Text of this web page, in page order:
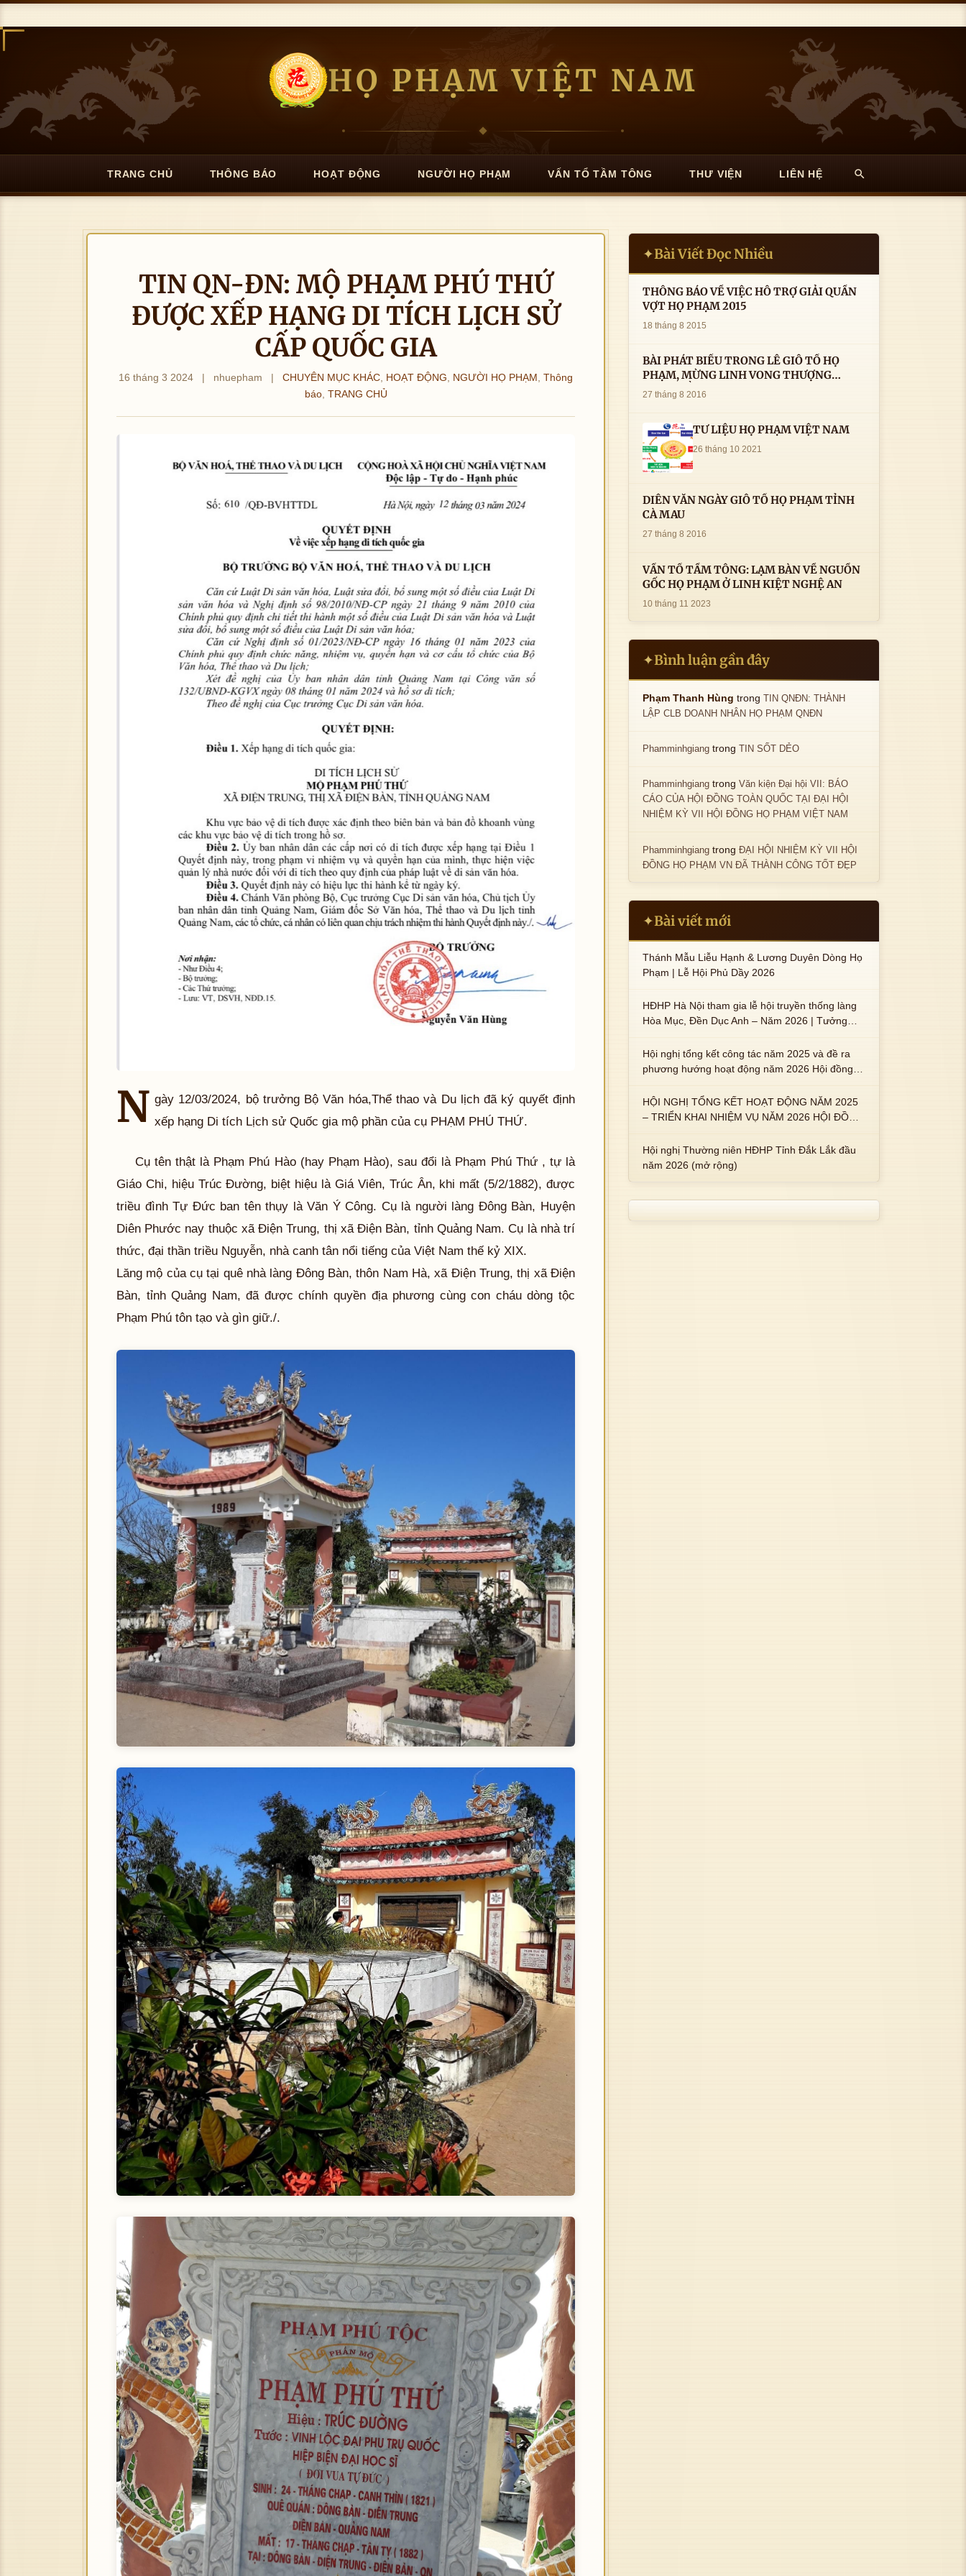
HỌ PHẠM VIỆT NAM
TRANG CHỦ THÔNG BÁO HOẠT ĐỘNG NGƯỜI HỌ PHẠM VẤN TỔ TẦM TÔNG THƯ VIỆN LIÊN HỆ
TIN QN-ĐN: MỘ PHẠM PHÚ THỨ
ĐƯỢC XẾP HẠNG DI TÍCH LỊCH SỬ
CẤP QUỐC GIA
16 tháng 3 2024 | nhuepham | CHUYÊN MỤC KHÁC HOẠT ĐỘNG NGƯỜI HỌ PHẠM Thông
báo, TRANG CHỦ
N gày 12/03/2024, bộ trưởng Bộ Văn hóa,Thể thao và Du lịch đã ký quyết định
xếp hạng Di tích Lịch sử Quốc gia mộ phần của cụ PHẠM PHÚ THỨ.
Cụ tên thật là Phạm Phú Hào (hay Phạm Hào), sau đổi là Phạm Phú Thứ , tự là
Giáo Chi, hiệu Trúc Đường, biệt hiệu là Giá Viên, Trúc Ân, khi mất (5/2/1882), được
triều đình Tự Đức ban tên thụy là Văn Ý Công. Cụ là người làng Đông Bàn, Huyện
Diên Phước nay thuộc xã Điện Trung, thị xã Điện Bàn, tỉnh Quảng Nam. Cụ là nhà trí
thức, đại thần triều Nguyễn, nhà canh tân nổi tiếng của Việt Nam thế kỷ XIX.
Lăng mộ của cụ tại quê nhà làng Đông Bàn, thôn Nam Hà, xã Điện Trung, thị xã Điện
Bàn, tỉnh Quảng Nam, đã được chính quyền địa phương cùng con cháu dòng tộc
Phạm Phú tôn tạo và gìn giữ./.
✦Bài Viết Đọc Nhiều
THÔNG BÁO VỀ VIỆC HỖ TRỢ GIẢI QUẦN
VỢT HỌ PHẠM 2015
18 tháng 8 2015
BÀI PHÁT BIỂU TRONG LÊ GIỖ TỔ HỌ
PHẠM, MỪNG LINH VONG THƯỢNG
THỦY TỔ HỌ PHẠM AN VỊ TAI CÀ MAU- (
27 tháng 8 2016
TƯ LIỆU HỌ PHẠM VIỆT NAM
26 tháng 10 2021
DIỄN VĂN NGÀY GIỖ TỔ HỌ PHẠM TỈNH
CÀ MAU
27 tháng 8 2016
VẤN TỔ TẦM TÔNG: LẠM BÀN VỀ NGUỒN
GỐC HỌ PHẠM Ở LINH KIỆT NGHỆ AN
10 tháng 11 2023
✦Bình luận gần đây
Phạm Thanh Hùng trongTIN QNĐN: THÀNH
LẬP CLB DOANH NHÂN HỌ PHẠM QNĐN
Phamminhgiang trongTIN SỐT DẺO
Phamminhgiang trongVăn kiện Đại hội VII: BÁO
CÁO CỦA HỘI ĐỒNG TOÀN QUỐC TẠI ĐẠI HỘI
NHIỆM KỲ VII HỘI ĐỒNG HỌ PHẠM VIỆT NAM
Phamminhgiang trongĐẠI HỘI NHIỆM KỲ VII HỘI
ĐỒNG HỌ PHẠM VN ĐÃ THÀNH CÔNG TỐT ĐẸP
✦Bài viết mới
Thánh Mẫu Liễu Hạnh & Lương Duyên Dòng Họ
Phạm | Lễ Hội Phủ Dầy 2026
HĐHP Hà Nội tham gia lễ hội truyền thống làng
Hòa Mục, Đền Dục Anh – Năm 2026 | Tưởng
Phạm Thị Uyển và 2 em trai : ngài Phạm Huy,
Phạm Miện
Hội nghị tổng kết công tác năm 2025 và đề ra
phương hướng hoạt động năm 2026 Hội đồng
HỘI NGHỊ TỔNG KẾT HOẠT ĐỘNG NĂM 2025
– TRIỂN KHAI NHIỆM VỤ NĂM 2026 HỘI ĐỒNG
Hội nghị Thường niên HĐHP Tỉnh Đắk Lắk đầu
năm 2026 (mở rộng)